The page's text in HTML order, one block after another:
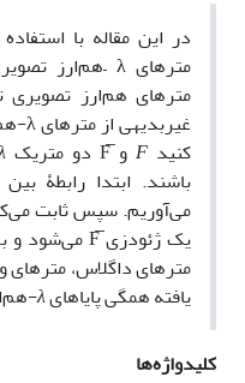
در این مقاله با
مترهای λ
–هم‌ارز
مترهای هم‌ارز
غیربدیهی از مترهایλ
-
کنید Fو ̅F دو متریک
باشند. ابتدا رابطۀ
می‌آوریم. سپس ثابت
یک ژئودزی
̅F می‌شود و
مترهای داگلاس،
یافته همگی پایاهایλ
-
کلیدواژه‌ها